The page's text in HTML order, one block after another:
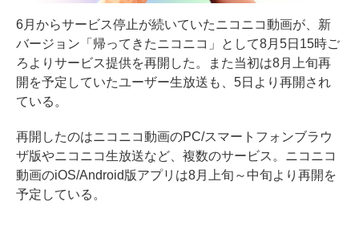
6月からサービス停止が続いていたニコニコ動画が、新
バージョン「帰ってきたニコニコ」として8月5日15時ご
ろよりサービス提供を再開した。また当初は8月上旬再
開を予定していたユーザー生放送も、5日より再開され
ている。
再開したのはニコニコ動画のPC/スマートフォンブラウ
ザ版やニコニコ生放送など、複数のサービス。ニコニコ
動画のiOS/Android版アプリは8月上旬～中旬より再開を
予定している。